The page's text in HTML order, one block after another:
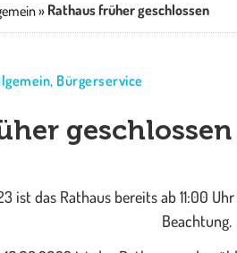
» Rathaus früher geschlossen
, Bürgerservice
geschlossen
ist das Rathaus bereits ab 11:00
Beachtung.